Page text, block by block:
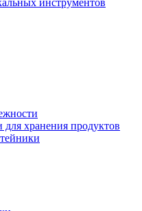
инструментов
хранения продуктов